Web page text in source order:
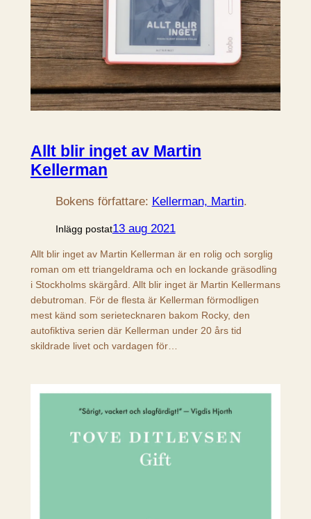
Allt blir inget av Martin
Kellerman
Bokens författare: Kellerman, Martin.
Inlägg postat13 aug 2021
Allt blir inget av Martin Kellerman är en rolig och sorglig
roman om ett triangeldrama och en lockande gräsodling
i Stockholms skärgård. Allt blir inget är Martin Kellermans
debutroman. För de flesta är Kellerman förmodligen
mest känd som serietecknaren bakom Rocky, den
autofiktiva serien där Kellerman under 20 års tid
skildrade livet och vardagen för…